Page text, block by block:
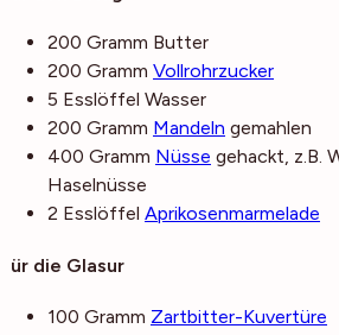
200 Gramm Butter
200 Gramm Vollrohrzucker
5 Esslöffel Wasser
200 Gramm Mandeln gemahlen
400 Gramm Nüsse gehackt, z.B.
Haselnüsse
2 Esslöffel Aprikosenmarmelade
Für die Glasur
100 Gramm Zartbitter-Kuvertüre